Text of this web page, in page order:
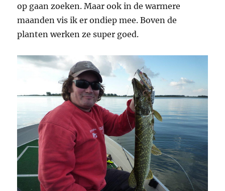
op gaan zoeken. Maar ook in de warmere
maanden vis ik er ondiep mee. Boven de
planten werken ze super goed.